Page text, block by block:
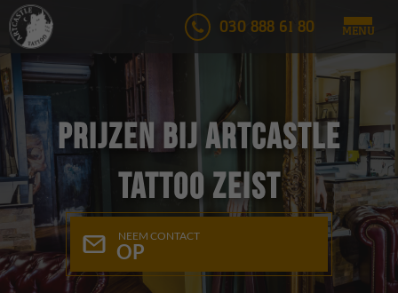
030 888 61 80 MENU
Prijzen bij Artcastle
Tattoo Zeist
NEEM CONTACT
OP